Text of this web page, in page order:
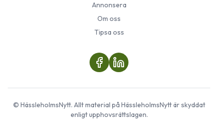
Annonsera
Om oss
Tipsa oss
© HässleholmsNytt. Allt material påHässleholmsNyttär skyddat
enligt upphovsrättslagen.